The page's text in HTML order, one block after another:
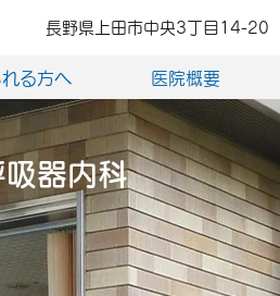
長野県上田市中央3丁目14-20
る方へ 医院概要
吸器内科